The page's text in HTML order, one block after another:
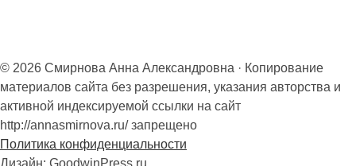
© 2026 Смирнова Анна Александровна · Копирование
материалов сайта без разрешения, указания авторства и
активной индексируемой ссылки на сайт
http://annasmirnova.ru/ запрещено
Политика конфиденциальности